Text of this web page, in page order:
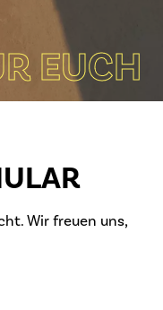
EUCH
Wir freuen uns,